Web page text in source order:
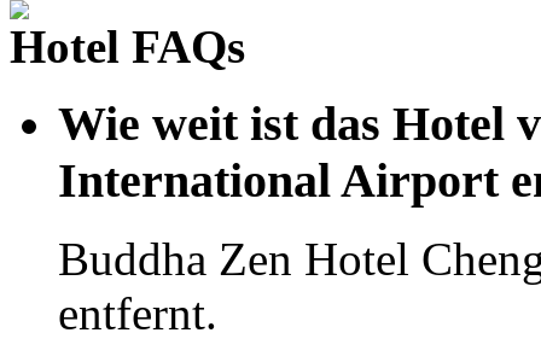
Hotel FAQs
Wie weit ist das Hotel
International Airport
Buddha Zen Hotel
entfernt.